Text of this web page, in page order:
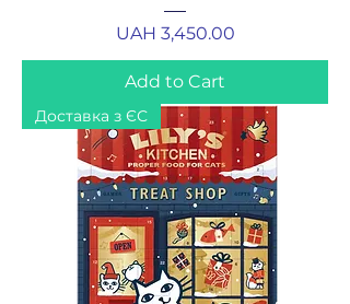
Price
UAH 3,450.00
Add to Cart
Доставка з ЄС